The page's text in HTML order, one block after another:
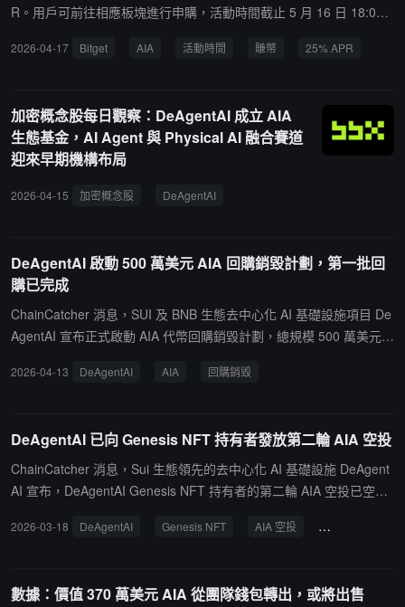
R。用戶可前往相應板塊進行申購，活動時間截止 5 月 16 日 18:00
2026-04-17 Bitget AIA 活動時間 賺幣 25% APR
加密概念股每日觀察：DeAgentAI 成立 AIA
生態基金，AI Agent 與 Physical AI 融合賽道
迎來早期機構布局
2026-04-15 加密概念股 DeAgentAI
DeAgentAI 啟動 500 萬美元 AIA 回購銷毀計劃，第一批回
購已完成
ChainCatcher 消息，SUI 及 BNB 生態去中心化 AI 基礎設施項目 De
AgentAI 宣布正式啟動 AIA 代幣回購銷毀計劃，總規模 500 萬美元，
回購將在 90 天內分三批於公開市場執行，所有回購代幣直接銷毀，
S6PaGd5NPyFpf。DeAgentAI 表示，回購資金完全來源於項目自有
業務收入，而非外部融資或代幣增發。銷毀記錄將持續更新。
2026-04-13 DeAgentAI AIA 回購銷毀
DeAgentAI 已向 Genesis NFT 持有者發放第二輪 AIA 空投
ChainCatcher 消息，Sui 生態領先的去中心化 AI 基礎設施 DeAgent
AI 宣布，DeAgentAI Genesis NFT 持有者的第二輪 AIA 空投已空投
無需進行申領互動。
2026-03-18 DeAgentAI Genesis NFT AIA 空投 Sui 錢包
數據：價值 370 萬美元 AIA 從團隊錢包轉出，或將出售